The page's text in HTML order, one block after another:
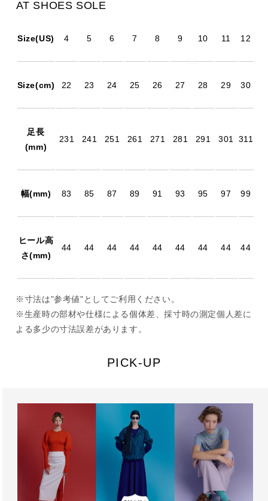
AT SHOES SOLE
Size(US) 4 5 6 7 8 9 10 11 12
Size(cm) 22 23 24 25 26 27 28 29 30
足長
(mm)
231 241 251 261 271 281 291 301 311
幅(mm) 83 85 87 89 91 93 95 97 99
ヒール高
さ(mm)
44 44 44 44 44 44 44 44 44
※寸法は"参考値"としてご利用ください。
※生産時の部材や仕様による個体差、採寸時の測定個人差に
よる多少の寸法誤差があります。
PICK-UP